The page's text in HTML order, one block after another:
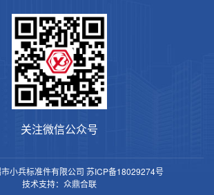
关注微信公众号
小兵标准件有限公司 苏ICP备18029274号
技术支持： 众鼎合联